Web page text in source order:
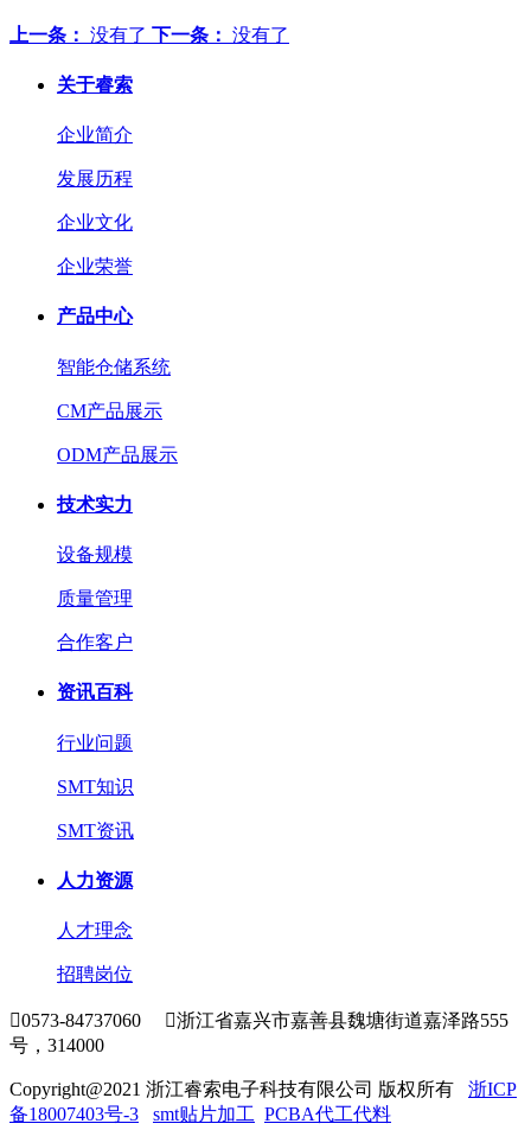
上一条： 没有了 下一条： 没有了
关于睿索
企业简介
发展历程
企业文化
企业荣誉
产品中心
智能仓储系统
CM产品展示
ODM产品展示
技术实力
设备规模
质量管理
合作客户
资讯百科
行业问题
SMT知识
SMT资讯
人力资源
人才理念
招聘岗位
0573-84737060 浙江省嘉兴市嘉善县魏塘街道嘉泽路555
号，314000
Copyright@2021 浙江睿索电子科技有限公司 版权所有 浙ICP
备18007403号-3
smt贴片加工 PCBA代工代料